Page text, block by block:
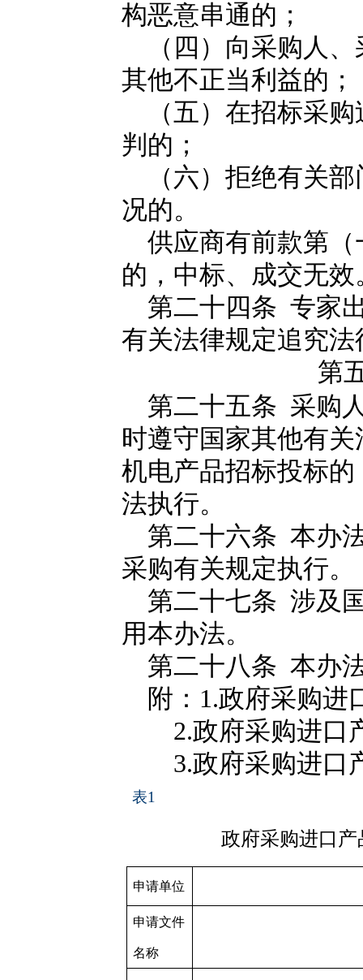
构恶意串通的；
（四）向采购人、
其他不正当利益的；
（五）在招标采购
判的；
（六）拒绝有关部
况的。
供应商有前款第（
的，中标、成交无效
第二十四条 专家
有关法律规定追究法
第
第二十五条 采购
时遵守国家其他有
机电产品招标投标
法执行。
第二十六条 本办
采购有关规定执行。
第二十七条 涉及
用本办法。
第二十八条 本办
附：1.政府采购进
2.政府采购进口
3.政府采购进口
表1
政府采购进口产
申请单位
申请文件
名称